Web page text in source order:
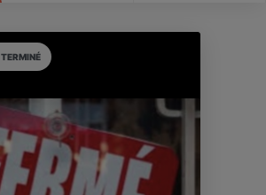
TERMINÉ